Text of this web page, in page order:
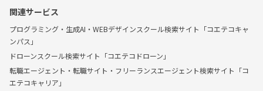
関連サービス
プログラミング・生成AI・WEBデザインスクール検索サイト「コエテコキャ
ンパス」
ドローンスクール検索サイト「コエテコドローン」
転職エージェント・転職サイト・フリーランスエージェント検索サイト「コ
エテコキャリア」